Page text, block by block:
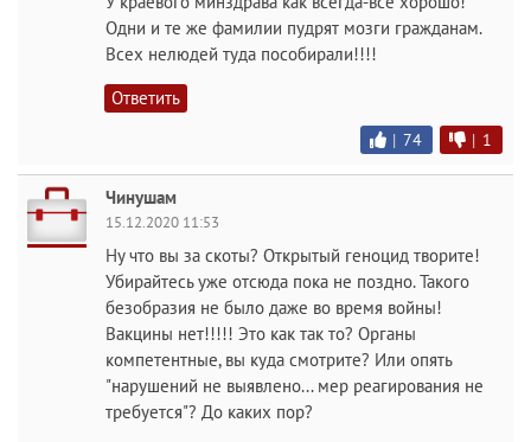
Одни и те же фамилии пудрят мозги гражданам.
Всех нелюдей туда пособирали!!!!
Ответить
| 74 | 1
Чинушам
15.12.2020 11:53
Ну что вы за скоты? Открытый геноцид творите!
Убирайтесь уже отсюда пока не поздно. Такого
безобразия не было даже во время войны!
Вакцины нет!!!!! Это как так то? Органы
компетентные, вы куда смотрите? Или опять
"нарушений не выявлено... мер реагирования не
требуется"? До каких пор?